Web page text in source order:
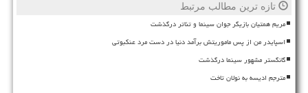
تازه ترین مطالب مرتبط
مریم همتیان بازیگر جوان سینما و تئاتر درگذشت
اسپایدر من از پس ماموریتش برآمد دنیا در دست مرد عنکبوتی
گانگستر مشهور سینما درگذشت
مترجم ادیسه به نولان تاخت